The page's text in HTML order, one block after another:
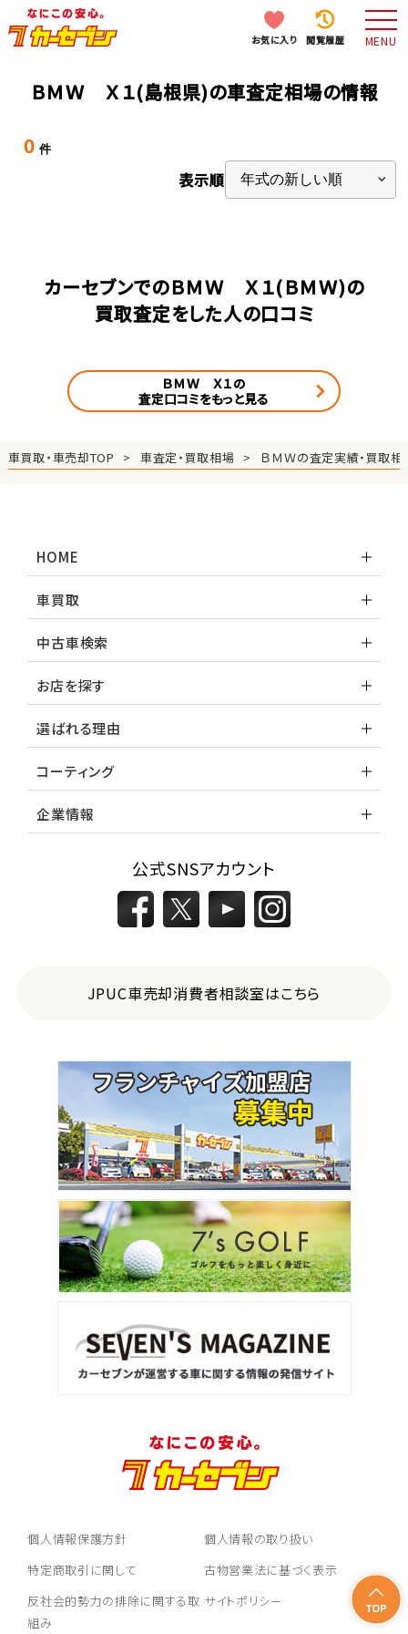
お気に入り 閲覧履歴 MENU
ＢＭＷ Ｘ１(島根県)の車査定相場の情報
0 件
表示順
カーセブンでのＢＭＷ Ｘ１(ＢＭＷ)の
買取査定をした人の口コミ
ＢＭＷ Ｘ１の
査定口コミをもっと見る
車買取・車売却TOP 車査定・買取相場 ＢＭＷの査定実績・買取相
HOME
車買取
中古車検索
お店を探す
選ばれる理由
コーティング
企業情報
公式SNSアカウント
JPUC車売却消費者相談室はこちら
個人情報保護方針
個人情報の取り扱い
特定商取引に関して
古物営業法に基づく表示
反社会的勢力の排除に関する取
組み
サイトポリシー